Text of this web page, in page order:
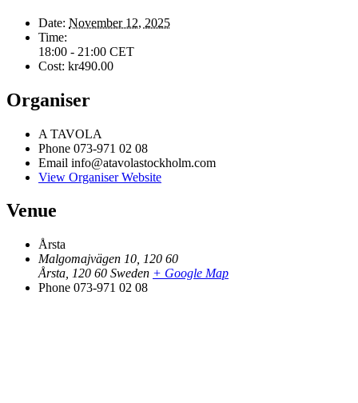
Date: November 12, 2025
Time:
18:00 - 21:00 CET
Cost: kr490.00
Organiser
A TAVOLA
Phone 073-971 02 08
Email info@atavolastockholm.com
View Organiser Website
Venue
Årsta
Malgomajvägen 10, 120 60
Årsta 120 60 Sweden + Google Map
Phone 073-971 02 08